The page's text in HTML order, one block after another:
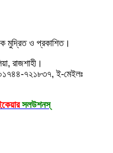
মুদ্রিত ও প্রকাশিত।
রাজশাহী।
৭২১৮৩৭, ই-মেইলঃ
সলউশনস্